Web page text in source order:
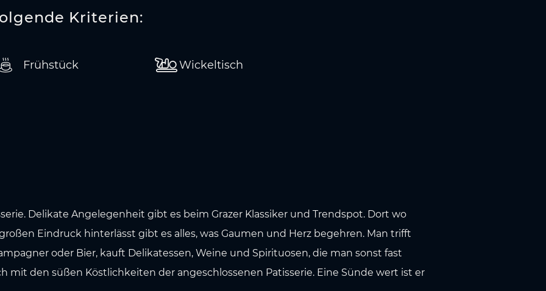
Kriterien:
Frühstück Wickeltisch
Delikate Angelegenheit gibt es beim Grazer Klassiker und Trendspot. Dort wo
Eindruck hinterlässt gibt es alles, was Gaumen und Herz begehren. Man trifft
oder Bier, kauft Delikatessen, Weine und Spirituosen, die man sonst fast
mit den süßen Köstlichkeiten der angeschlossenen Patisserie. Eine Sünde wert ist er